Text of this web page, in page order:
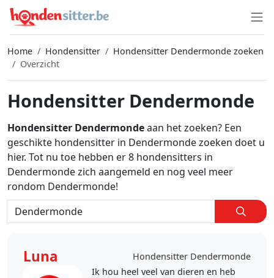
Home Hondensitter
Hondensitter Dendermonde zoeken
Overzicht
Hondensitter Dendermonde
Hondensitter Dendermondeaan het zoeken? Een
geschikte hondensitter in Dendermonde zoeken doet u
hier. Tot nu toe hebben er 8 hondensitters in
Dendermonde zich aangemeld en nog veel meer
rondom Dendermonde!
Luna
Hondensitter Dendermonde
Ik hou heel veel van dieren en heb